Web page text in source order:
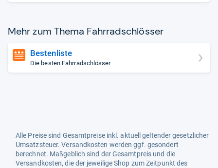
Mehr zum Thema Fahr­rad­sch­lös­ser
Bestenliste
Die besten Fahrradschlösser
Alle Preise sind Gesamtpreise inkl. aktuell geltender gesetzlicher
Umsatzsteuer. Versandkosten werden ggf. gesondert
berechnet. Maßgeblich sind der Gesamtpreis und die
Versandkosten, die der jeweilige Shop zum Zeitpunkt des